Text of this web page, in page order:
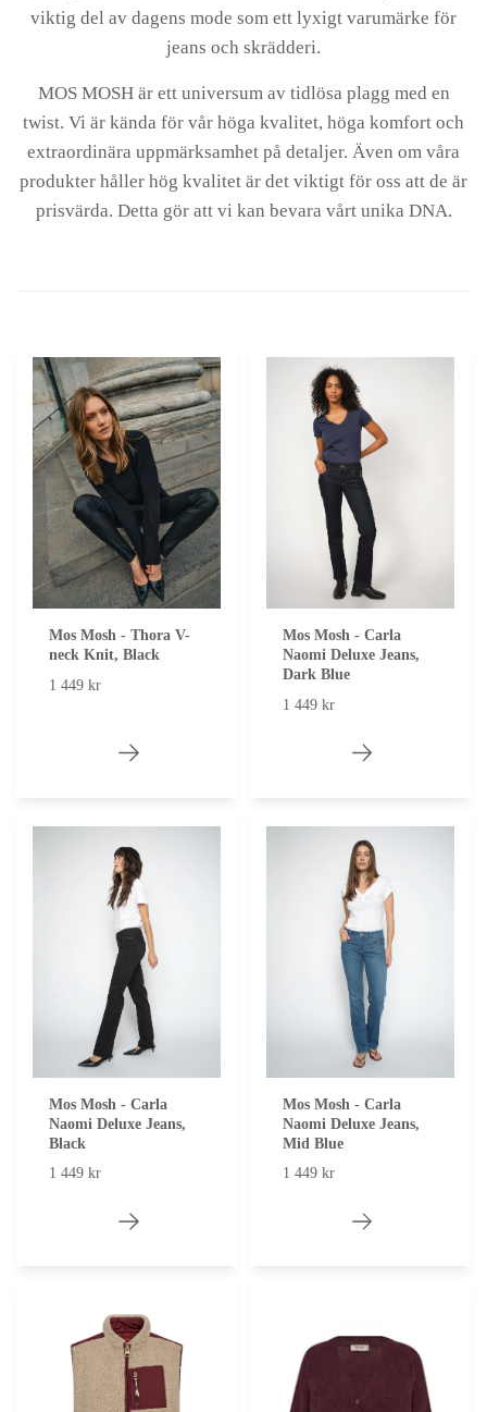
viktig del av dagens mode som ett lyxigt varumärke för
jeans och skrädderi.
MOS MOSH är ett universum av tidlösa plagg med en
twist. Vi är kända för vår höga kvalitet, höga komfort och
extraordinära uppmärksamhet på detaljer. Även om våra
produkter håller hög kvalitet är det viktigt för oss att de är
prisvärda. Detta gör att vi kan bevara vårt unika DNA.
Mos Mosh - Thora V-
neck Knit, Black
1 449 kr
Mos Mosh - Carla
Naomi Deluxe Jeans,
Dark Blue
1 449 kr
Mos Mosh - Carla
Naomi Deluxe Jeans,
Black
1 449 kr
Mos Mosh - Carla
Naomi Deluxe Jeans,
Mid Blue
1 449 kr